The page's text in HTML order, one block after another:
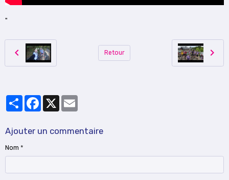
"
Retour
PartagerFacebook
Ajouter un commentaire
Nom